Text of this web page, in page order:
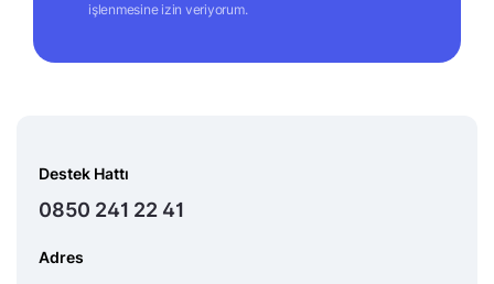
işlenmesine izin veriyorum.
Destek Hattı
0850 241 22 41
Adres